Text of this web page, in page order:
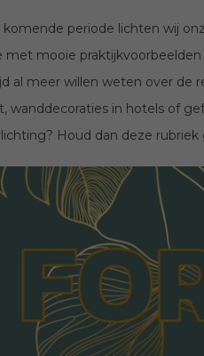
komende periode lichten wij
met mooie
al meer willen weten over de
wanddecoraties in hotels of
Houd dan deze rubriek